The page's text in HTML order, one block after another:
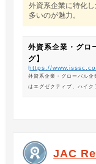
外資系企業に特化
多いのが魅力。
外資系企業・グロ
グ】
https://
外資系企業・グローバル
はエグゼクティブ、ハイク
JAC